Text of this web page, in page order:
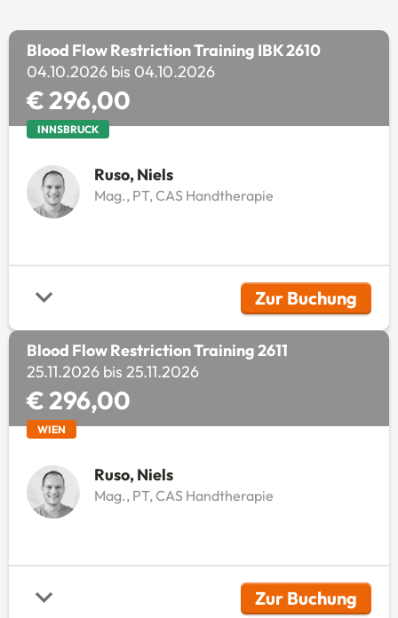
Blood Flow Restriction Training IBK 2610
04.10.2026 bis 04.10.2026
€ 296,00
INNSBRUCK
Ruso, Niels
Mag., PT, CAS Handtherapie
Zur Buchung
(Öffnet in
Blood Flow Restriction Training 2611
25.11.2026 bis 25.11.2026
€ 296,00
WIEN
Ruso, Niels
Mag., PT, CAS Handtherapie
Zur Buchung
(Öffnet in